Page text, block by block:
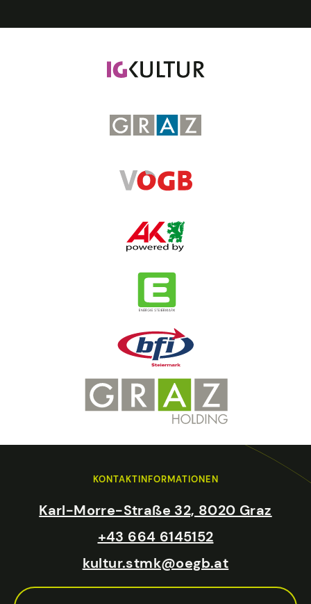
KONTAKTINFORMATIONEN
Karl-Morre-Straße 32, 8020 Graz
+43 664 6145152
kultur.stmk@oegb.at